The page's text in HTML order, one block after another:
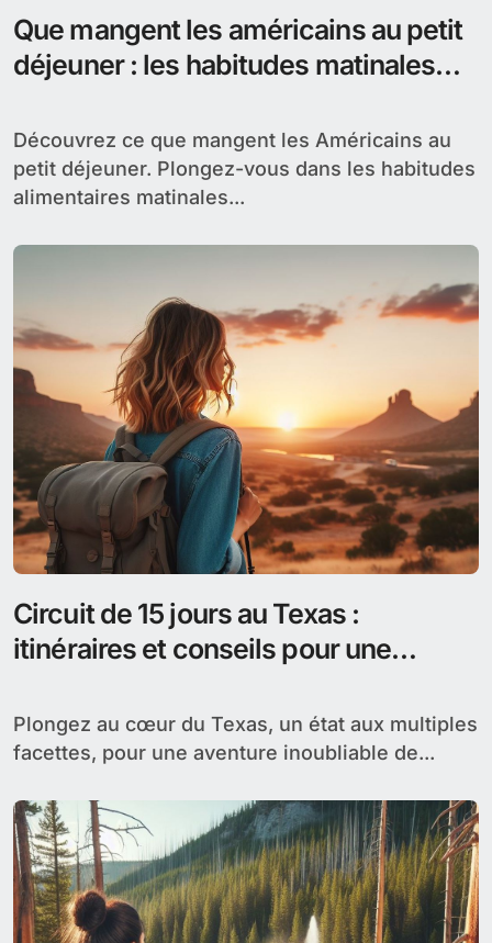
Que mangent les américains au petit
déjeuner : les habitudes matinales
Découvrez ce que mangent les Américains au
petit déjeuner. Plongez-vous dans les habitudes
alimentaires matinales...
Circuit de 15 jours au Texas :
itinéraires et conseils pour une
Plongez au cœur du Texas, un état aux multiples
facettes, pour une aventure inoubliable de...